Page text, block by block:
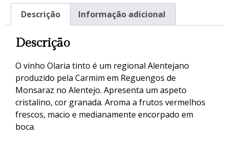
Descrição Informação adicional
Descrição
O vinho Olaria tinto é um regional Alentejano
produzido pela Carmim em Reguengos de
Monsaraz no Alentejo. Apresenta um aspeto
cristalino, cor granada. Aroma a frutos vermelhos
frescos, macio e medianamente encorpado em
boca.